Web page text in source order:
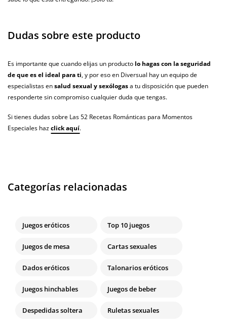
Dudas sobre este producto
Es importante que cuando elijas un producto lo hagas con la seguridad
de que es el ideal para ti, y por eso en Diversual hay un equipo de
especialistas ensalud sexual y sexólogasa tu disposición que pueden
responderte sin compromiso cualquier duda que tengas.
Si tienes dudas sobre Las 52 Recetas Románticas para Momentos
Especiales hazclick aquí.
Categorías relacionadas
Juegos eróticos Top 10 juegos
Juegos de mesa Cartas sexuales
Dados eróticos Talonarios eróticos
Juegos hinchables Juegos de beber
Despedidas soltera Ruletas sexuales